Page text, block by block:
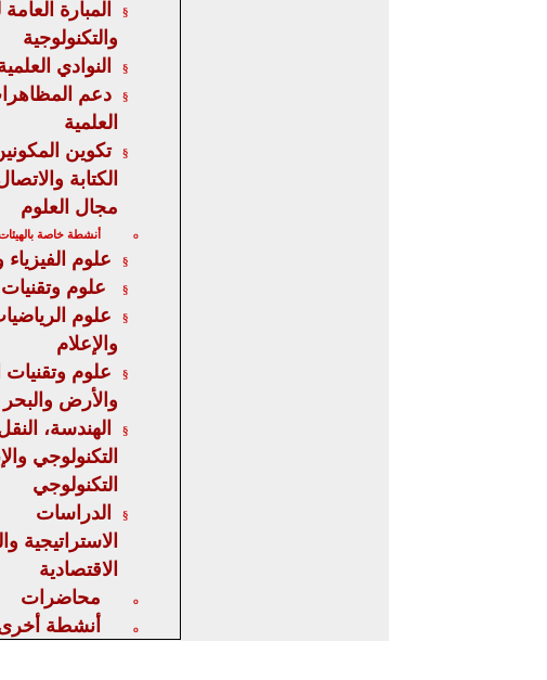
§ المبارة
والتكنولوجية
§ النوادي
§
دعم
العلمية
§
تكوين
الكتابة
مجال العلوم
o أنشطة خاصة
§ علوم الفيزياء
§ علوم وتقنيات
§
علوم
والإعلام
§
علوم وتقنيات
والأرض والبحر
§
الهندسة،
التكنولوجي
التكنولوجي
§
الدراسات
الاستراتيجية
الاقتصادية
o محاضرات
o أنشطة